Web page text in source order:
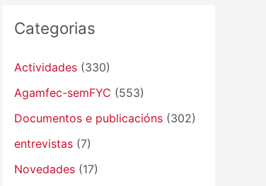
Categorias
Actividades (330)
Agamfec-semFYC (553)
Documentos e publicacións (302)
entrevistas (7)
Novedades (17)